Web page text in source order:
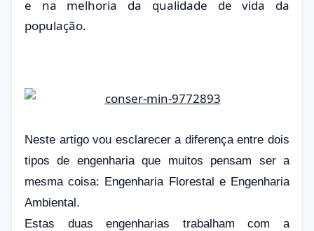
e na melhoria da qualidade de vida da
população.
Neste artigo vou esclarecer a diferença entre dois
tipos de engenharia que muitos pensam ser a
mesma coisa: Engenharia Florestal e Engenharia
Ambiental.
Estas duas engenharias trabalham com a